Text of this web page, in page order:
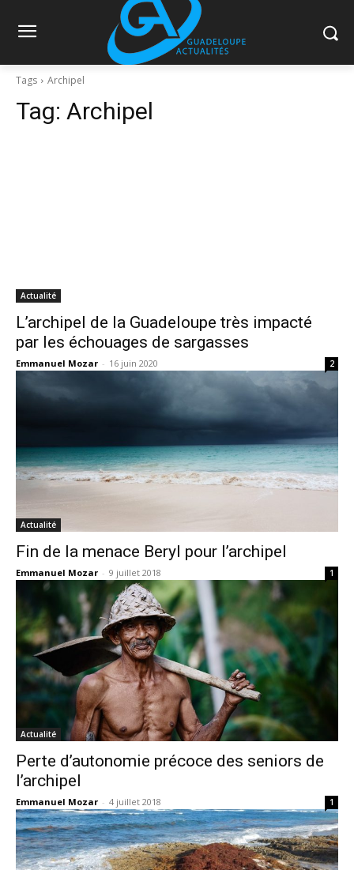
Tags Archipel
Tag: Archipel
Actualité
L’archipel de la Guadeloupe très impacté
par les échouages de sargasses
Emmanuel Mozar - 16 juin 2020 2
Actualité
Fin de la menace Beryl pour l’archipel
Emmanuel Mozar - 9 juillet 2018 1
Actualité
Perte d’autonomie précoce des seniors de
l’archipel
Emmanuel Mozar - 4 juillet 2018 1